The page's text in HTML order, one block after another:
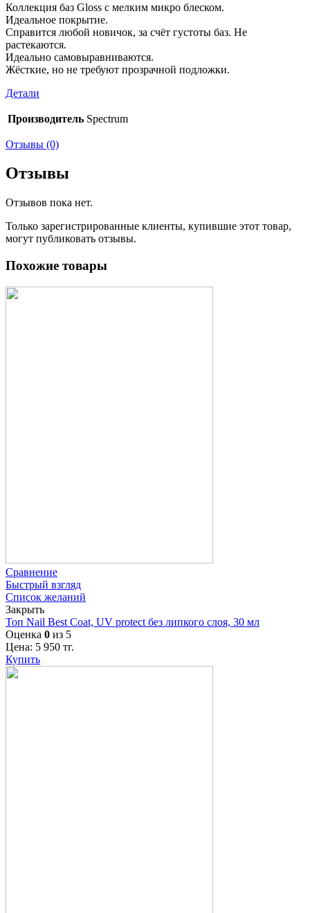
Коллекция баз Gloss с мелким микро блеском.
Идеальное покрытие.
Справится любой новичок, за счёт густоты баз. Не
растекаются.
Идеально самовыравниваются.
Жёсткие, но не требуют прозрачной подложки.
Детали
Производитель Spectrum
Отзывы (0)
Отзывы
Отзывов пока нет.
Только зарегистрированные клиенты, купившие этот товар,
могут публиковать отзывы.
Похожие товары
Сравнение
Быстрый взгляд
Список желаний
Закрыть
Топ Nail Best Coat, UV protect без липкого слоя, 30 мл
Оценка 0 из 5
Цена: 5 950 тг.
Купить